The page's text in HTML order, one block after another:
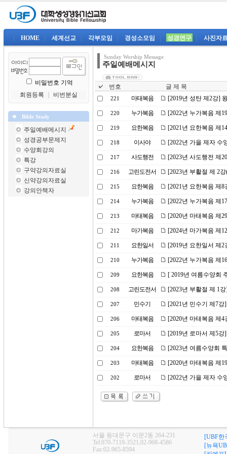
HOME 세계선교 각부모임 경성소모임 성경연구 사진자
비밀번호 기억
회원등록
비번분실
Bible Study
주일예배메시지
성경공부문제지
수양회강의
특강
구약강의자료실
신약강의자료실
강의안책자
Sunday Worship Message
주일예배메시지
번호 글 제 목
221 마태복음 [2019년 성탄 제2강]
220 누가복음 [2022년 누가복음 제
219 요한복음 [2021년 요한복음 제
218 이사야 [2022년 가을 제자 수
217 사도행전 [2023년 사도행전 제
216 고린도전서 [2023년 부활절 제 2
215 요한복음 [2021년 요한복음 제
214 누가복음 [2022년 누가복음 제
213 마태복음 [2020년 마태복음 제
212 마가복음 [2024년 마가복음 제
211 요한일서 [2019년 요한일서 제
210 누가복음 [2022년 누가복음 제
209 요한복음 [ 2019년 여름수양회
208 고린도전서 [2023년 부활절 제 1
207 민수기 [2021년 민수기 제7
206 마태복음 [2020년 마태복음 제
205 로마서 [2019년 로마서 제5
204 요한복음 [2023년 여름수양회
203 마태복음 [2020년 마태복음 제
202 로마서 [2022년 가을 제자 수
서울 동대문구 이문2동 264-231
Tel:070-7119-3521,02-968-4586
Fax:02-965-8594
[UBF한
[뉴욕